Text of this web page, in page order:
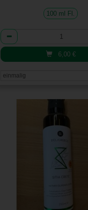
100 ml Fl.
Anzahl
6,00 €